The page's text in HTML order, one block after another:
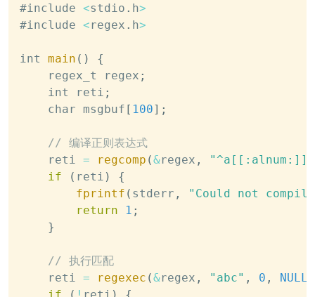
#include <stdio . h>
#include <regex . h>
int main ( )
{
    regex_t regex
;
    int reti
;
    char msgbuf
[ 100] ;
// 编译正则表达式
    reti
= regcomp (&regex ,
"^a[[:alnum:]]"
if
( reti )
{
fprintf ( stderr ,
"Could not
return
1 ;
}
// 执行匹配
    reti
= regexec (&regex , "abc" , 0 , NULL